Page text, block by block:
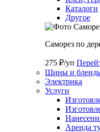
Каталоги
Другое
Саморез по
275 ₽/уп
Шины и
Электрика
Услуги
Аренда